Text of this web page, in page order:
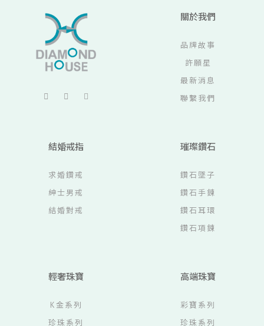
關於我們
品牌故事
許願星
最新消息
聯繫我們
結婚戒指
求婚鑽戒
紳士男戒
結婚對戒
璀璨鑽石
鑽石墜子
鑽石手鍊
鑽石耳環
鑽石項鍊
輕奢珠寶
K金系列
珍珠系列
高端珠寶
彩寶系列
珍珠系列